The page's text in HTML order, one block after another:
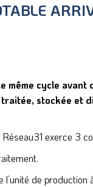
même cycle avant
stockée et
exerce 3
l’unité de production